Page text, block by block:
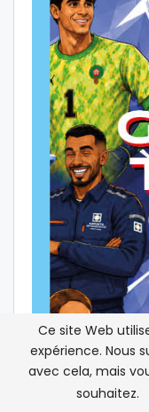
Ce site Web
expérience. Nous
avec cela, mais
souhaitez.